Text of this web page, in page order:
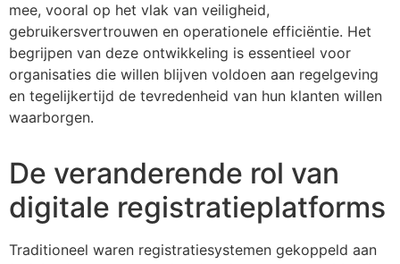
mee, vooral op het vlak van veiligheid,
gebruikersvertrouwen en operationele efficiëntie. Het
begrijpen van deze ontwikkeling is essentieel voor
organisaties die willen blijven voldoen aan regelgeving
en tegelijkertijd de tevredenheid van hun klanten willen
waarborgen.
De veranderende rol van
digitale registratieplatforms
Traditioneel waren registratiesystemen gekoppeld aan